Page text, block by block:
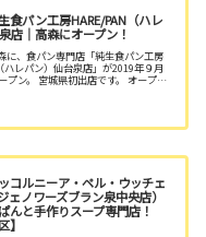
食パン工房HARE/PAN（ハレ
店｜高森にオープン！
に、食パン専門店「純生食パン工房
ハレパン）仙台泉店」が2019年９月
プン。 宮城県初出店です。 オープン
ッコルニーア・ペル・ウッチェ
ェノワーズブラン泉中央店）
んと手作りスープ専門店！
】